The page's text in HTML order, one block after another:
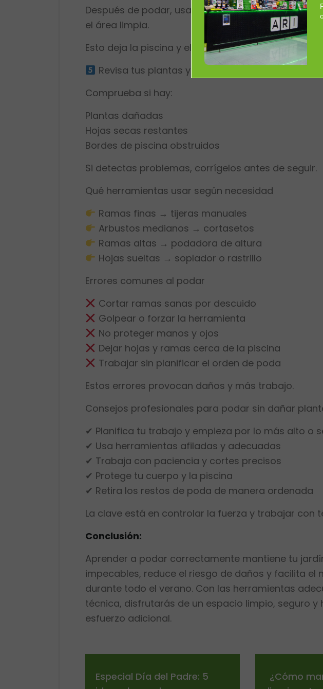
Después de podar, usa soplador, rastrillo o
el área limpia.
Esto deja la piscina y el jardín listos para disfrutar
Revisa tus plantas y bordes
Comprueba si hay:
Plantas dañadas
Hojas secas restantes
Bordes de piscina obstruidos
Si detectas problemas, corrígelos antes de seguir.
Qué herramientas usar según necesidad
Ramas finas → tijeras manuales
Arbustos medianos → cortasetos
Ramas altas → podadora de altura
Hojas sueltas → soplador o rastrillo
Errores comunes al podar
Cortar ramas sanas por descuido
Golpear o forzar la herramienta
No proteger manos y ojos
Dejar hojas y ramas cerca de la piscina
Trabajar sin planificar el orden de poda
Estos errores provocan daños y más trabajo.
Consejos profesionales para podar sin dañar
✔ Planifica tu trabajo y empieza por lo más alto o
✔ Usa herramientas afiladas y adecuadas
✔ Trabaja con paciencia y cortes precisos
✔ Protege tu cuerpo y la piscina
✔ Retira los restos de poda de manera ordenada
La clave está en controlar la fuerza y trabajar con
Conclusión:
Aprender a podar correctamente mantiene tu
impecables, reduce el riesgo de daños y facilita el
durante todo el verano. Con las herramientas
técnica, disfrutarás de un espacio limpio, seguro y
esfuerzo adicional.
Especial Día del Padre: 5
¿Cómo